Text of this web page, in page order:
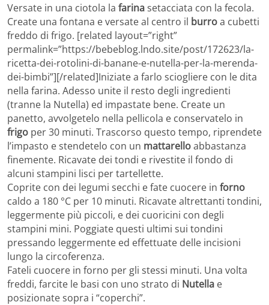
Versate in una ciotola la farinasetacciata con la fecola.
Create una fontana e versate al centro il burroa cubetti
freddo di frigo. [related layout=”right”
permalink=”https://bebeblog.lndo.site/post/172623/la-
ricetta-dei-rotolini-di-banane-e-nutella-per-la-merenda-
dei-bimbi”][/related]Iniziate a farlo sciogliere con le dita
nella farina. Adesso unite il resto degli ingredienti
(tranne la Nutella) ed impastate bene. Create un
panetto, avvolgetelo nella pellicola e conservatelo in
frigo per 30 minuti. Trascorso questo tempo, riprendete
l’impasto e stendetelo con un mattarelloabbastanza
finemente. Ricavate dei tondi e rivestite il fondo di
alcuni stampini lisci per tartellette.
Coprite con dei legumi secchi e fate cuocere in forno
caldo a 180 °C per 10 minuti. Ricavate altrettanti tondini,
leggermente più piccoli, e dei cuoricini con degli
stampini mini. Poggiate questi ultimi sui tondini
pressando leggermente ed effettuate delle incisioni
lungo la circoferenza.
Fateli cuocere in forno per gli stessi minuti. Una volta
freddi, farcite le basi con uno strato di Nutella e
posizionate sopra i “coperchi”.